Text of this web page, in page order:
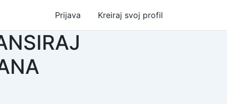
Prijava Kreiraj svoj profil